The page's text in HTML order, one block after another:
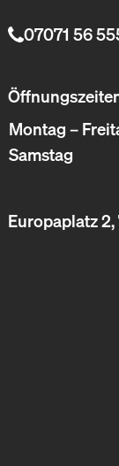
07071 56
Montag –
Samstag
Europaplatz